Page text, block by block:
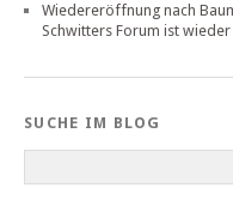
Wiedereröffnung nach
Schwitters Forum ist wieder
SUCHE IM BLOG